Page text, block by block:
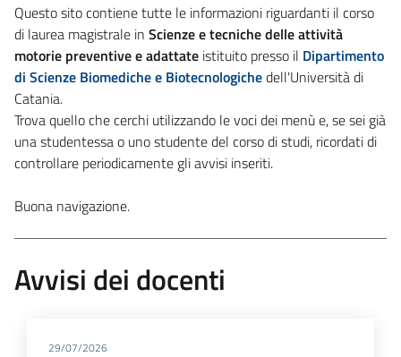
Questo sito contiene tutte le informazioni riguardanti il corso
di laurea magistrale in Scienze e tecniche delle attività
motorie preventive e adattate istituito presso il Dipartimento
di Scienze Biomediche e Biotecnologichedell'Università di
Catania.
Trova quello che cerchi utilizzando le voci dei menù e, se sei già
una studentessa o uno studente del corso di studi, ricordati di
controllare periodicamente gli avvisi inseriti.
Buona navigazione.
Avvisi dei docenti
29/07/2026